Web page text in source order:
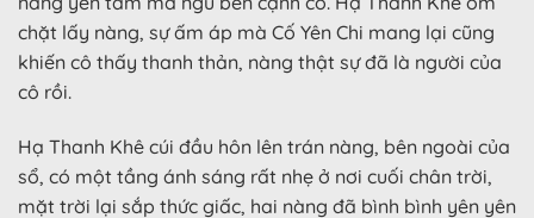
chặt lấy nàng, sự ấm áp mà Cố Yên Chi mang lại cũng
khiến cô thấy thanh thản, nàng thật sự đã là người của
cô rồi.
Hạ Thanh Khê cúi đầu hôn lên trán nàng, bên ngoài của
sổ, có một tầng ánh sáng rất nhẹ ở nơi cuối chân trời,
mặt trời lại sắp thức giấc, hai nàng đã bình bình yên yên